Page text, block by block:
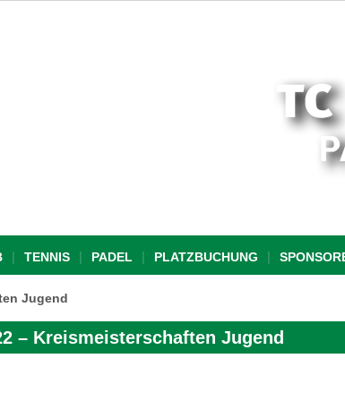
TENNIS PADEL PLATZBUCHUNG
Jugend
– Kreismeisterschaften Jugend